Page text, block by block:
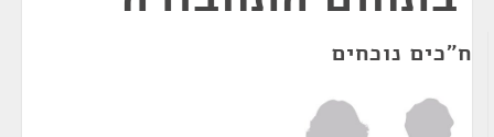
ח"כים נוכחים